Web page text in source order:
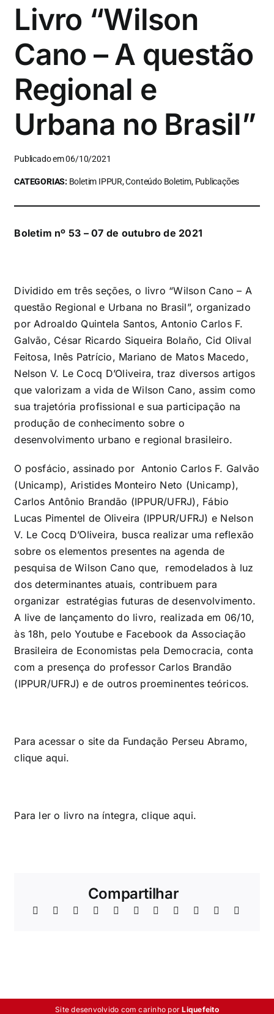
Livro “Wilson
Cano – A questão
Regional e
Urbana no Brasil”
Publicado em 06/10/2021
CATEGORIAS: Boletim IPPUR, Conteúdo Boletim, Publicações
Boletim nº 53 – 07 de outubro de 2021
Dividido em três seções, o livro “Wilson Cano – A
questão Regional e Urbana no Brasil”, organizado
por Adroaldo Quintela Santos, Antonio Carlos F.
Galvão, César Ricardo Siqueira Bolaño, Cid Olival
Feitosa, Inês Patrício, Mariano de Matos Macedo,
Nelson V. Le Cocq D’Oliveira, traz diversos artigos
que valorizam a vida de Wilson Cano, assim como
sua trajetória profissional e sua participação na
produção de conhecimento sobre o
desenvolvimento urbano e regional brasileiro.
O posfácio, assinado por Antonio Carlos F. Galvão
(Unicamp), Aristides Monteiro Neto (Unicamp),
Carlos Antônio Brandão (IPPUR/UFRJ), Fábio
Lucas Pimentel de Oliveira (IPPUR/UFRJ) e Nelson
V. Le Cocq D’Oliveira, busca realizar uma reflexão
sobre os elementos presentes na agenda de
pesquisa de Wilson Cano que, remodelados à luz
dos determinantes atuais, contribuem para
organizar estratégias futuras de desenvolvimento.
A live de lançamento do livro, realizada em 06/10,
às 18h, pelo Youtube e Facebook da Associação
Brasileira de Economistas pela Democracia, conta
com a presença do professor Carlos Brandão
(IPPUR/UFRJ) e de outros proeminentes teóricos.
Para acessar o site da Fundação Perseu Abramo,
clique aqui.
Para ler o livro na íntegra, clique aqui.
Compartilhar
Site desenvolvido com carinho porLiquefeito